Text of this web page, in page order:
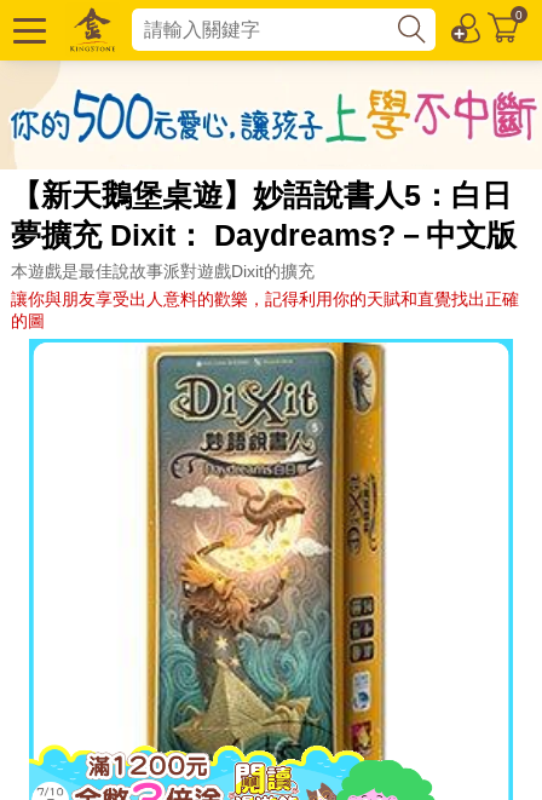
0
【新天鵝堡桌遊】妙語說書人5：白日
夢擴充 Dixit： Daydreams?－中文版
本遊戲是最佳說故事派對遊戲Dixit的擴充
讓你與朋友享受出人意料的歡樂，記得利用你的天賦和直覺找出正確
的圖